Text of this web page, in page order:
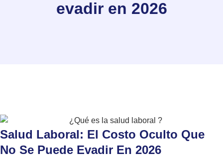
evadir en 2026
Salud Laboral: El Costo Oculto Que
No Se Puede Evadir En 2026